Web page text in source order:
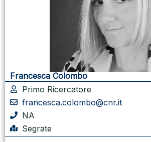
Francesca Colombo
Primo Ricercatore
francesca.colombo@cnr.it
NA
Segrate